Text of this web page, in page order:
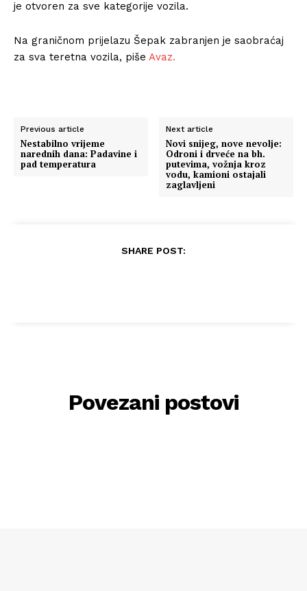
je otvoren za sve kategorije vozila.
Na graničnom prijelazu Šepak zabranjen je saobraćaj
za sva teretna vozila, piše Avaz.
Previous article
Nestabilno vrijeme
narednih dana: Padavine i
pad temperatura
Next article
Novi snijeg, nove nevolje:
Odroni i drveće na bh.
putevima, vožnja kroz
vodu, kamioni ostajali
zaglavljeni
SHARE POST:
Povezani postovi